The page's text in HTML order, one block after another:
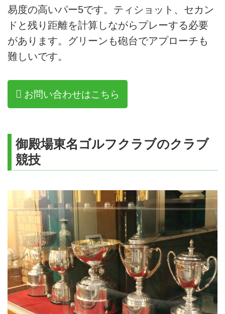
易度の高いパー5です。ティショット、セカン
ドと残り距離を計算しながらプレーする必要
があります。グリーンも砲台でアプローチも
難しいです。
お問い合わせはこちら
御殿場東名ゴルフクラブのクラブ
競技